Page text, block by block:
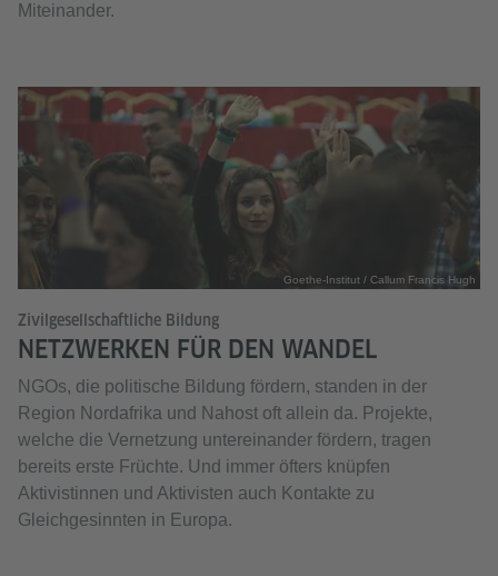
Miteinander.
Goethe-Institut / Callum Francis Hugh
Zivilgesellschaftliche Bildung
NETZWERKEN FÜR DEN WANDEL
NGOs, die politische Bildung fördern, standen in der
Region Nordafrika und Nahost oft allein da. Projekte,
welche die Vernetzung untereinander fördern, tragen
bereits erste Früchte. Und immer öfters knüpfen
Aktivistinnen und Aktivisten auch Kontakte zu
Gleichgesinnten in Europa.